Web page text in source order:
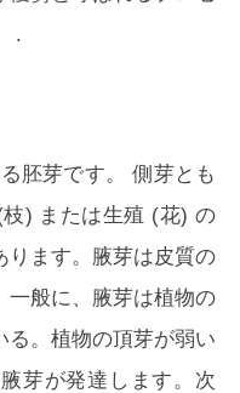
.
胚芽です。側芽とも
) または生殖 (花) の
ります。腋芽は皮質の
一般に、腋芽は植物の
る。植物の頂芽が弱い
芽が発達します。次